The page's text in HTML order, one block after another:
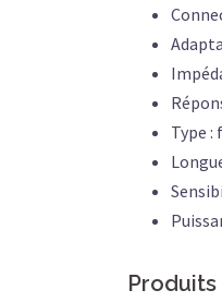
Type :